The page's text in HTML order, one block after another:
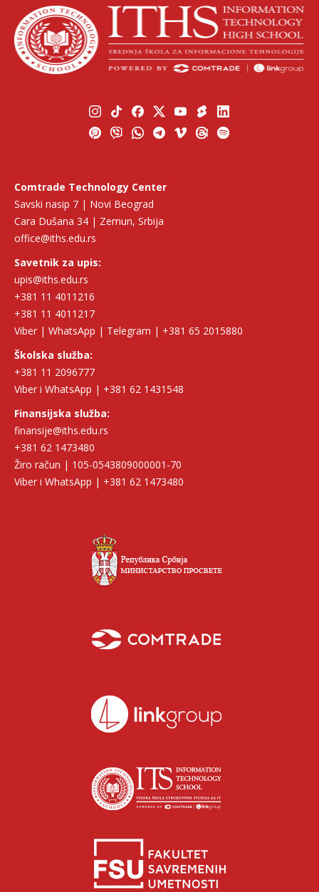
Comtrade Technology Center
Savski nasip 7 | Novi Beograd
Cara Dušana 34 | Zemun, Srbija
office@iths.edu.rs
Savetnik za upis:
upis@iths.edu.rs
+381 11 4011216
+381 11 4011217
Viber | WhatsApp | Telegram | +381 65 2015880
Školska služba:
+381 11 2096777
Viber i WhatsApp | +381 62 1431548
Finansijska služba:
finansije@iths.edu.rs
+381 62 1473480
Žiro račun | 105-0543809000001-70
Viber i WhatsApp | +381 62 1473480